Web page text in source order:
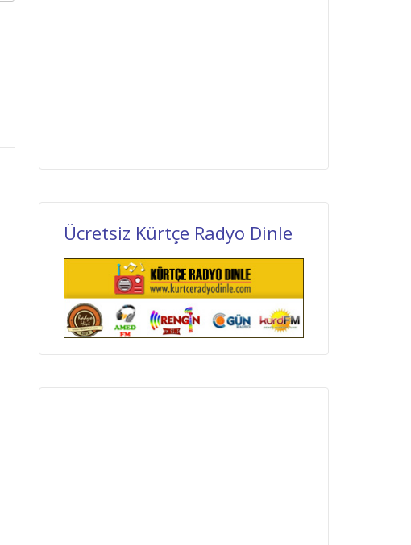
Ücretsiz Kürtçe Radyo Dinle